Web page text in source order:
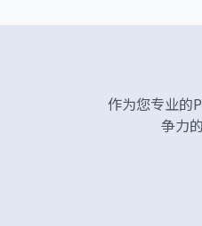
作为您专业的
争力